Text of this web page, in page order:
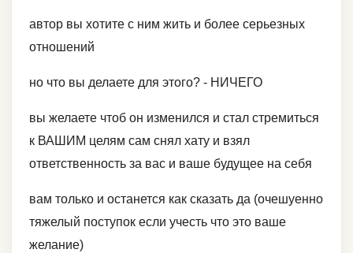
автор вы хотите с ним жить и более серьезных
отношений
но что вы делаете для этого? - НИЧЕГО
вы желаете чтоб он изменился и стал стремиться
к ВАШИМ целям сам снял хату и взял
ответственность за вас и ваше будущее на себя
вам только и останется как сказать да (очешуенно
тяжелый поступок если учесть что это ваше
желание)